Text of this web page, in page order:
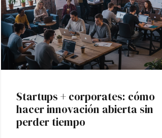
Startups + corporates: cómo
hacer innovación abierta sin
perder tiempo